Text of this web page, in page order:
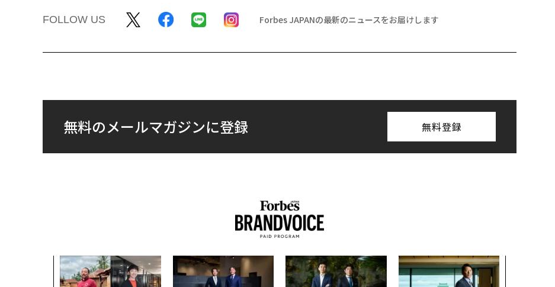
FOLLOW US Forbes JAPANの最新のニュースをお届けします
無料のメールマガジンに登録 無料登録